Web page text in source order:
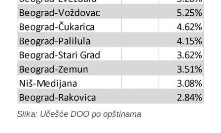
Slika: Učešće DOO po opštinama